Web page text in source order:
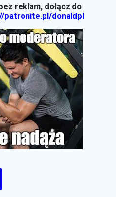
reklam, dołącz do
patronite.pl/donaldpl